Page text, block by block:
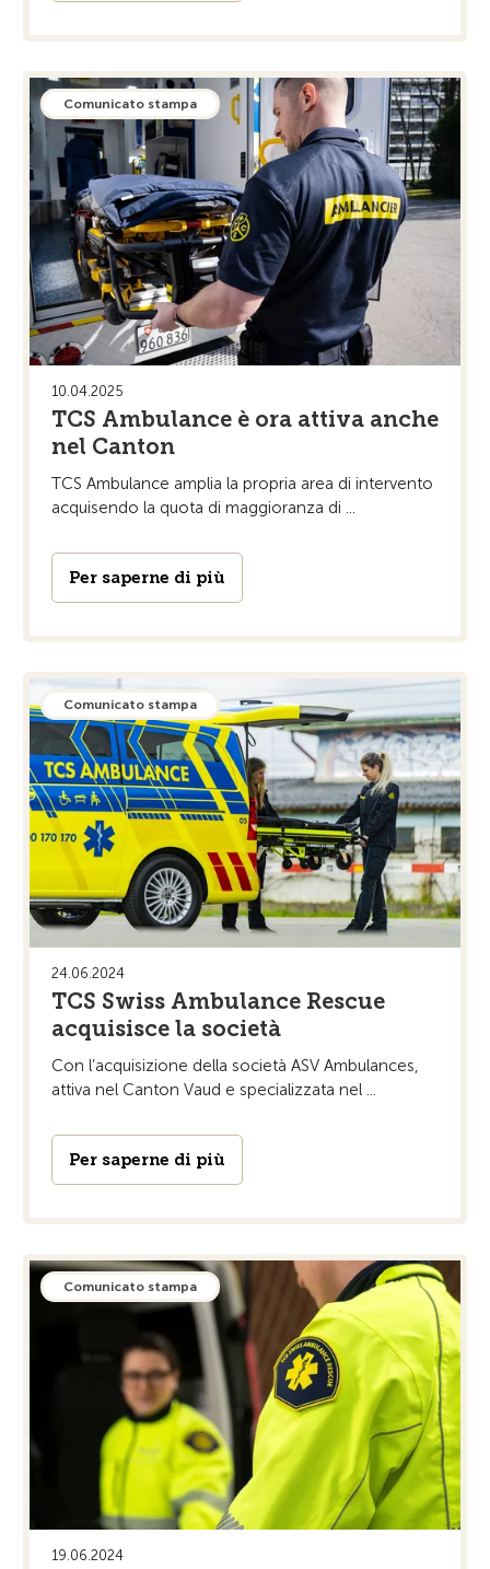
Comunicato stampa
10.04.2025
TCS Ambulance è ora attiva anche
nel Canton
TCS Ambulance amplia la propria area di intervento
acquisendo la quota di maggioranza di ...
Per saperne di più
Comunicato stampa
24.06.2024
TCS Swiss Ambulance Rescue
acquisisce la società
Con l’acquisizione della società ASV Ambulances,
attiva nel Canton Vaud e specializzata nel ...
Per saperne di più
Comunicato stampa
19.06.2024